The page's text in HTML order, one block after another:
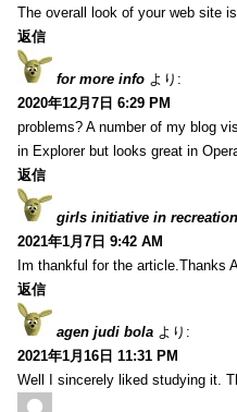
The overall look of your web site
返信
for more info より:
2020年12月7日 6:29 PM
problems? A number of my blog
in Explorer but looks great in
返信
girls initiative in
2021年1月7日 9:42 AM
Im thankful for the article.Thanks
返信
agen judi bola より:
2021年1月16日 11:31 PM
Well I sincerely liked studying it.